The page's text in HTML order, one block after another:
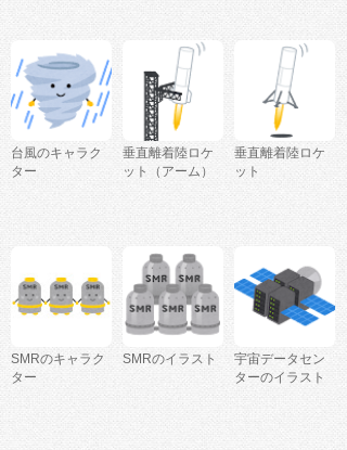
台風のキャラク
ター
垂直離着陸ロケ
ット（アーム）
垂直離着陸ロケ
ット
SMRのキャラク
ター
SMRのイラスト
宇宙データセン
ターのイラスト